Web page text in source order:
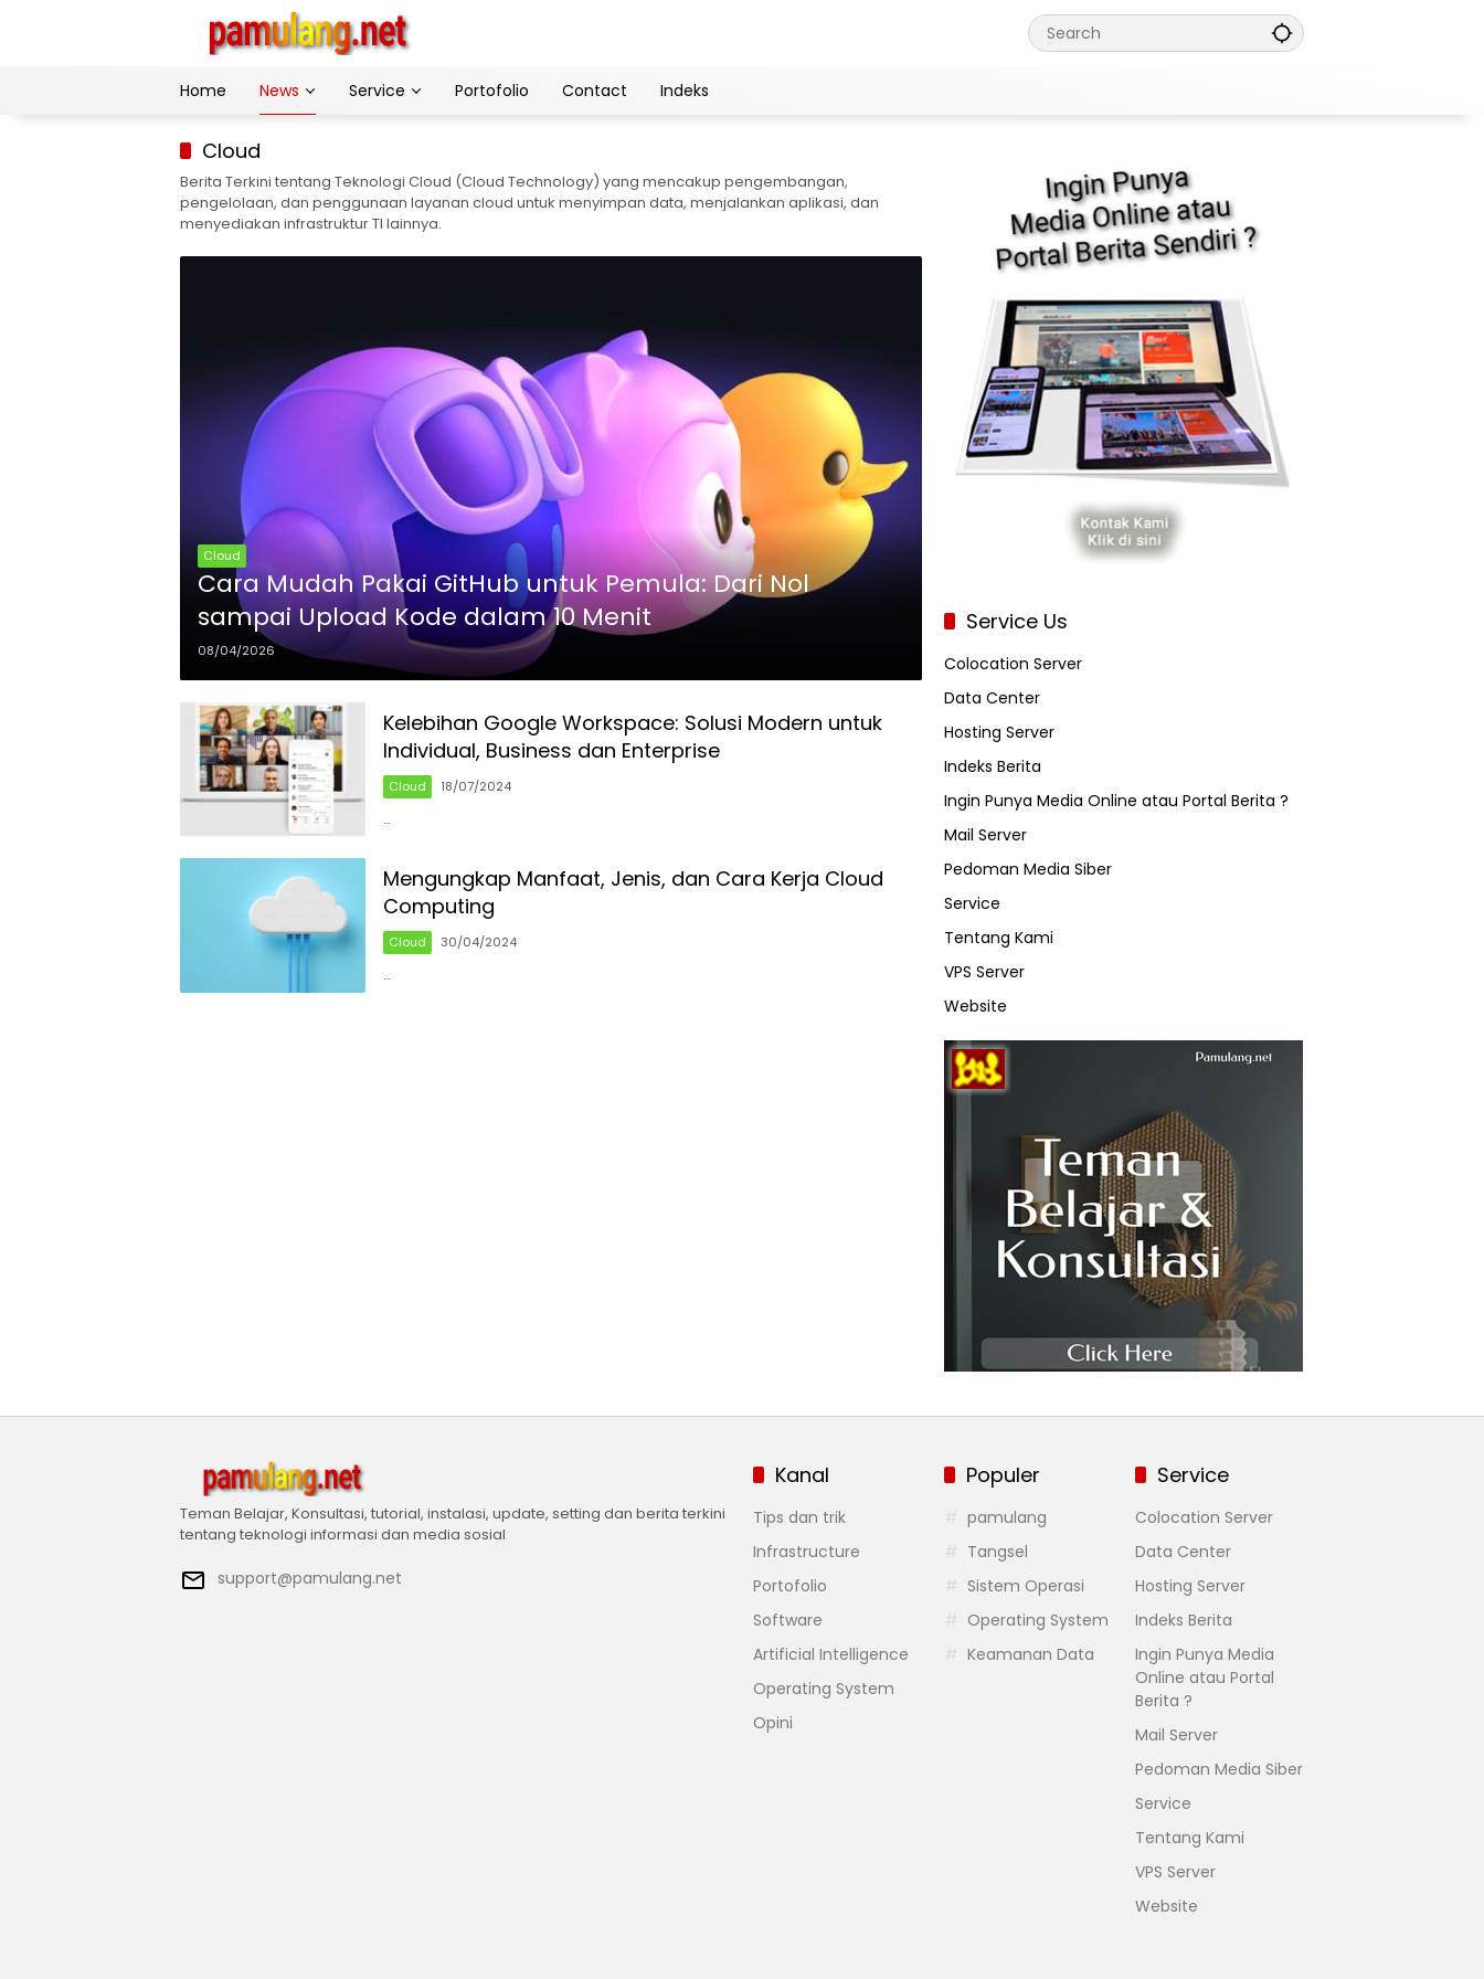
Home
News Service Portofolio Contact Indeks
Cloud
Berita Terkini tentang Teknologi Cloud (Cloud Technology) yang mencakup pengembangan,
pengelolaan, dan penggunaan layanan cloud untuk menyimpan data, menjalankan aplikasi, dan
menyediakan infrastruktur TI lainnya.
Cloud
Cara Mudah Pakai GitHub untuk Pemula: Dari Nol
sampai Upload Kode dalam 10 Menit
08/04/2026
Kelebihan Google Workspace: Solusi Modern untuk
Individual, Business dan Enterprise
Cloud 18/07/2024
…
Mengungkap Manfaat, Jenis, dan Cara Kerja Cloud
Computing
Cloud 30/04/2024
…
Service Us
Colocation Server
Data Center
Hosting Server
Indeks Berita
Ingin Punya Media Online atau Portal Berita ?
Mail Server
Pedoman Media Siber
Service
Tentang Kami
VPS Server
Website
Teman Belajar, Konsultasi, tutorial, instalasi, update, setting dan berita terkini
tentang teknologi informasi dan media sosial
support@pamulang.net
Kanal
Tips dan trik
Infrastructure
Portofolio
Software
Artificial Intelligence
Operating System
Opini
Populer
pamulang
Tangsel
Sistem Operasi
Operating System
Keamanan Data
Service
Colocation Server
Data Center
Hosting Server
Indeks Berita
Ingin Punya Media
Online atau Portal
Berita ?
Mail Server
Pedoman Media Siber
Service
Tentang Kami
VPS Server
Website